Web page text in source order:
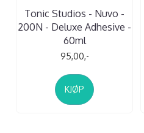
Tonic Studios - Nuvo -
200N - Deluxe Adhesive -
60ml
95,00,-
KJØP